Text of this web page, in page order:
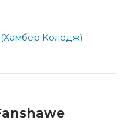
Коледж)